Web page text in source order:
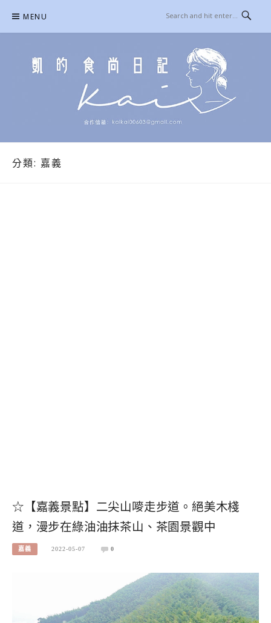
content
MENU
分類: 嘉義
☆【嘉義景點】二尖山嘜走步道。絕美木棧
道，漫步在綠油油抹茶山、茶園景觀中
嘉義 2022-05-07 0